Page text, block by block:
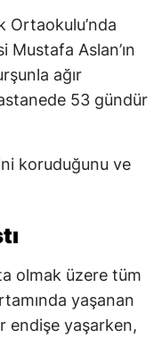
Ortaokulu’nda
Mustafa Aslan’ın
ağır
53 gündür
koruduğunu ve
olmak üzere tüm
yaşanan
endişe yaşarken,